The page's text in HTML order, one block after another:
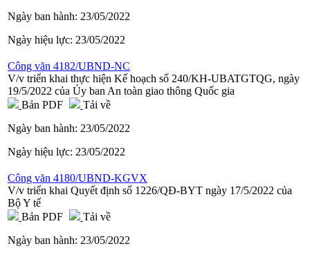
Ngày ban hành: 23/05/2022
Ngày hiệu lực: 23/05/2022
Công văn 4182/UBND-NC
V/v triển khai thực hiện Kế hoạch số 240/KH-UBATGTQG, ngày
19/5/2022 của Ủy ban An toàn giao thông Quốc gia
Bản PDF
Tải về
Ngày ban hành: 23/05/2022
Ngày hiệu lực: 23/05/2022
Công văn 4180/UBND-KGVX
V/v triển khai Quyết định số 1226/QĐ-BYT ngày 17/5/2022 của
Bộ Y tế
Bản PDF
Tải về
Ngày ban hành: 23/05/2022